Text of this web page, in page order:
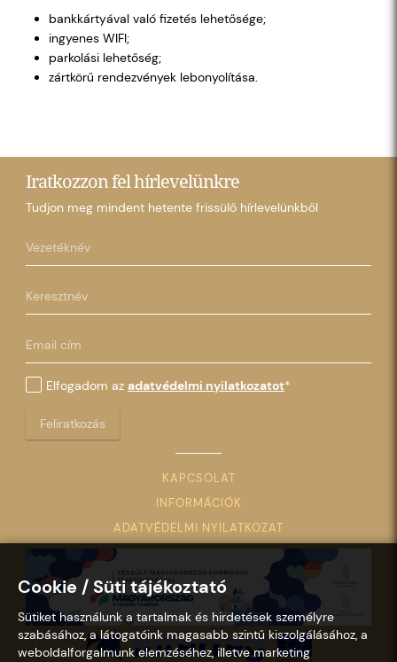
bankkártyával való fizetés lehetősége;
ingyenes WIFI;
parkolási lehetőség;
zártkörű rendezvények lebonyolítása.
Iratkozzon fel hírlevelünkre
Tudjon meg mindent hetente frissülő hírlevelünkből
Elfogadom az adatvédelmi nyilatkozatot*
Feliratkozás
KAPCSOLAT
INFORMÁCIÓK
ADATVÉDELMI NYILATKOZAT
Cookie / Süti tájékoztató
Sütiket használunk a tartalmak és hirdetések személyre
szabásához, a látogatóink magasabb szintű kiszolgálásához, a
weboldalforgalmunk elemzéséhez, illetve marketing